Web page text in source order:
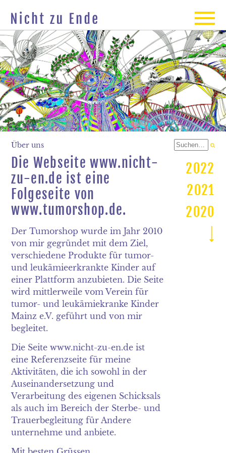
Über uns
Die Webseite www.nicht-
zu-en.de ist eine
Folgeseite von
www.tumorshop.de.
Der Tumorshop wurde im Jahr 2010
von mir gegründet mit dem Ziel,
verschiedene Produkte für tumor-
und leukämieerkrankte Kinder auf
einer Plattform anzubieten. Die Seite
wird mittlerweile vom Verein für
tumor- und leukämiekranke Kinder
Mainz e.V. geführt und von mir
begleitet.
Die Seite www.nicht-zu-en.de ist
eine Referenzseite für meine
Aktivitäten, die ich sowohl in der
Auseinandersetzung und
Verarbeitung des eigenen Schicksals
als auch im Bereich der Sterbe- und
Trauerbegleitung für Andere
unternehme und anbiete.
2022
2021
2020